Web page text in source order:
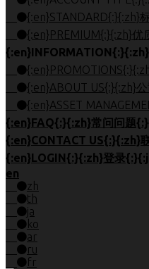
en
zh
th
ja
ko
ar
ru
fr